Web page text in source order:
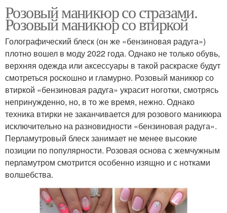
Розовый маникюр со стразами.
Розовый маникюр со втиркой
Голографический блеск (он же «бензиновая радуга»)
плотно вошел в моду 2022 года. Однако не только обувь,
верхняя одежда или аксессуары в такой раскраске будут
смотреться роскошно и гламурно. Розовый маникюр со
втиркой «бензиновая радуга» украсит ноготки, смотрясь
непринужденно, но, в то же время, нежно. Однако
техника втирки не заканчивается для розового маникюра
исключительно на разновидности «бензиновая радуга».
Перламутровый блеск занимает не менее высокие
позиции по популярности. Розовая основа с жемчужным
перламутром смотрится особенно изящно и с нотками
волшебства.